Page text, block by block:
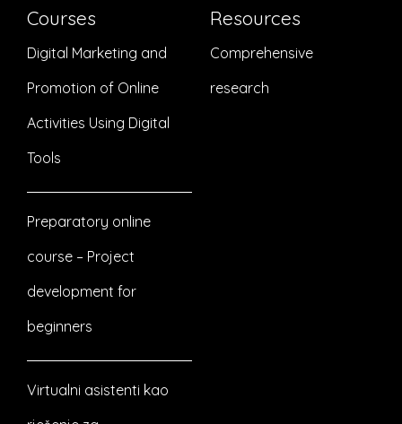
Courses
Digital Marketing and
Promotion of Online
Activities Using Digital
Tools
Preparatory online
course – Project
development for
beginners
Virtualni asistenti kao
Resources
Comprehensive
research